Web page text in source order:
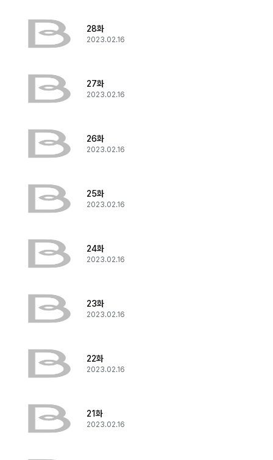
28화
2023.02.16
27화
2023.02.16
26화
2023.02.16
25화
2023.02.16
24화
2023.02.16
23화
2023.02.16
22화
2023.02.16
21화
2023.02.16